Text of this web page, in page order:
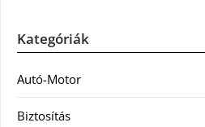
Kategóriák
Autó-Motor
Biztosítás